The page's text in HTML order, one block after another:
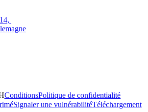
ConditionsPolitique de confidentialité
Signaler une vulnérabilitéTéléchargement